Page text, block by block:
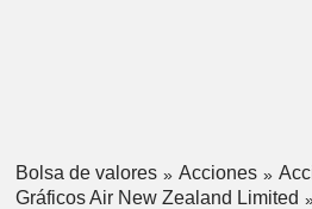
Bolsa de valores Acciones
Gráficos Air New Zealand Limited